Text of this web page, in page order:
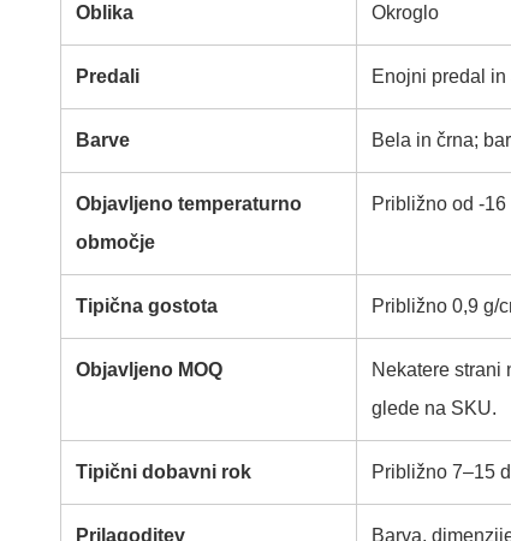
Oblika Okroglo
Predali Enojni predal in
Barve Bela in črna;
Objavljeno temperaturno
območje
Približno od -16
Tipična gostota Približno 0,9 g/
Objavljeno MOQ
Nekatere strani
glede na SKU.
Tipični dobavni rok Približno 7–15
Prilagoditev Barva,